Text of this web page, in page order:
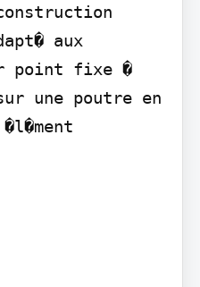
aux
point fixe �
une poutre en